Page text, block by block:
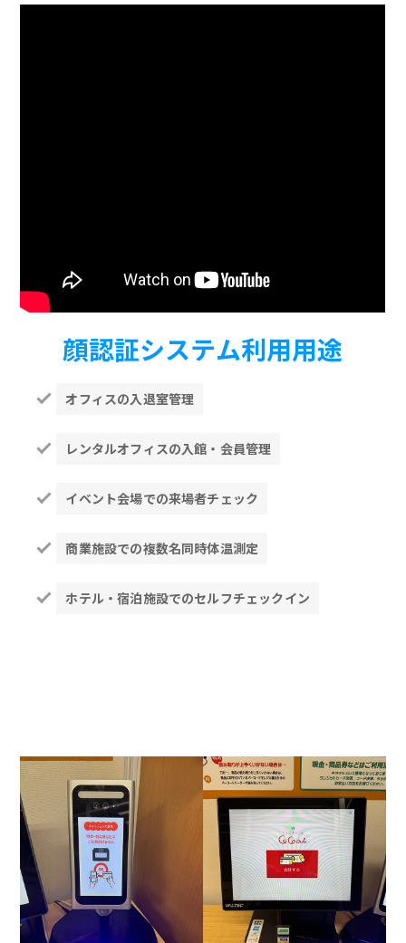
顔認証システム利用用途
オフィスの入退室管理
レンタルオフィスの入館・会員管理
イベント会場での来場者チェック
商業施設での複数名同時体温測定
ホテル・宿泊施設でのセルフチェックイン